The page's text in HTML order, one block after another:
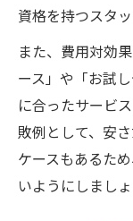
資格を持つスタ
また、費用対効
ース」や「お試
に合ったサービ
敗例として、安
ケースもあるた
いようにしましょ